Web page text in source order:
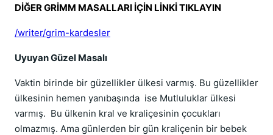
DİĞER GRİMM MASALLARI İÇİN LİNKİ TIKLAYIN
/writer/grim-kardesler
Uyuyan Güzel Masalı
Vaktin birinde bir güzellikler ülkesi varmış. Bu güzellikler
ülkesinin hemen yanıbaşında ise Mutluluklar ülkesi
varmış. Bu ülkenin kral ve kraliçesinin çocukları
olmazmış. Ama günlerden bir gün kraliçenin bir bebek